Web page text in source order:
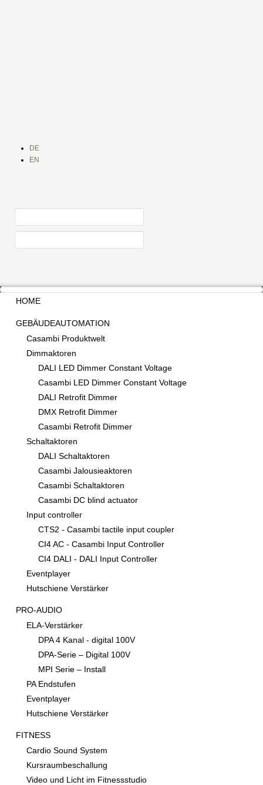
DE
EN
HOME
GEBÄUDEAUTOMATION
Casambi Produktwelt
Dimmaktoren
DALI LED Dimmer Constant Voltage
Casambi LED Dimmer Constant Voltage
DALI Retrofit Dimmer
DMX Retrofit Dimmer
Casambi Retrofit Dimmer
Schaltaktoren
DALI Schaltaktoren
Casambi Jalousieaktoren
Casambi Schaltaktoren
Casambi DC blind actuator
Input controller
CTS2 - Casambi tactile input coupler
CI4 AC - Casambi Input Controller
CI4 DALI - DALI Input Controller
Eventplayer
Hutschiene Verstärker
PRO-AUDIO
ELA-Verstärker
DPA 4 Kanal - digital 100V
DPA-Serie – Digital 100V
MPI Serie – Install
PA Endstufen
Eventplayer
Hutschiene Verstärker
FITNESS
Cardio Sound System
Kursraumbeschallung
Video und Licht im Fitnessstudio